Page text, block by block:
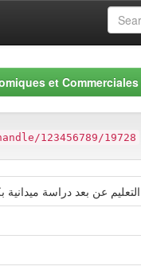
et
123456789/19728